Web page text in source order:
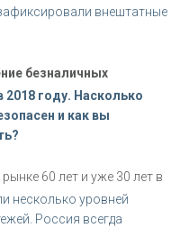
внештатные
безналичных
году. Насколько
и как вы
60 лет и уже 30 лет в
несколько уровней
Россия всегда